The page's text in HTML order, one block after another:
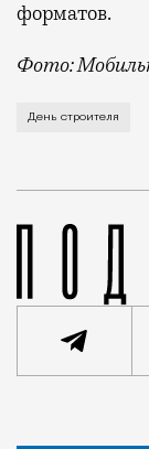
форматов.
Фото:
Это каска в
День строителя